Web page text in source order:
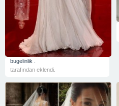
bugelinlik .
tarafından eklendi.